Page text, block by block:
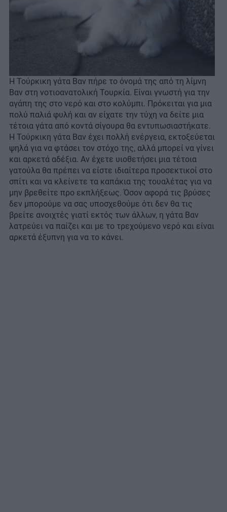
Η Τούρκικη γάτα Βαν πήρε το όνομά της από τη λίμνη
Βαν στη νοτιοανατολική Τουρκία. Είναι γνωστή για την
αγάπη της στο νερό και στο κολύμπι. Πρόκειται για μια
πολύ παλιά φυλή και αν είχατε την τύχη να δείτε μια
τέτοια γάτα από κοντά σίγουρα θα εντυπωσιαστήκατε.
Η Τούρκικη γάτα Βαν έχει πολλή ενέργεια, εκτοξεύεται
ψηλά για να φτάσει τον στόχο της, αλλά μπορεί να γίνει
και αρκετά αδέξια. Αν έχετε υιοθετήσει μια τέτοια
γατούλα θα πρέπει να είστε ιδιαίτερα προσεκτικοί στο
σπίτι και να κλείνετε τα καπάκια της τουαλέτας για να
μην βρεθείτε προ εκπλήξεως. Όσον αφορά τις βρύσες
δεν μπορούμε να σας υποσχεθούμε ότι δεν θα τις
βρείτε ανοιχτές γιατί εκτός των άλλων, η γάτα Βαν
λατρεύει να παίζει και με το τρεχούμενο νερό και είναι
αρκετά έξυπνη για να το κάνει.